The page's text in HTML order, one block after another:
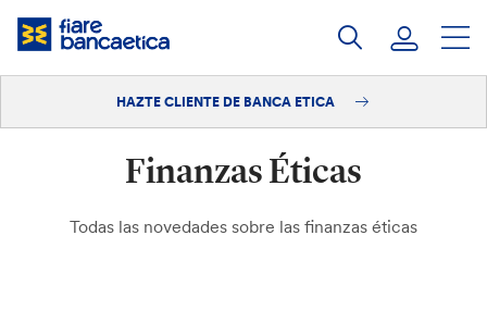
Saltar
HAZTE CLIENTE DE BANCA ETICA
Finanzas Éticas
Todas las novedades sobre las finanzas éticas